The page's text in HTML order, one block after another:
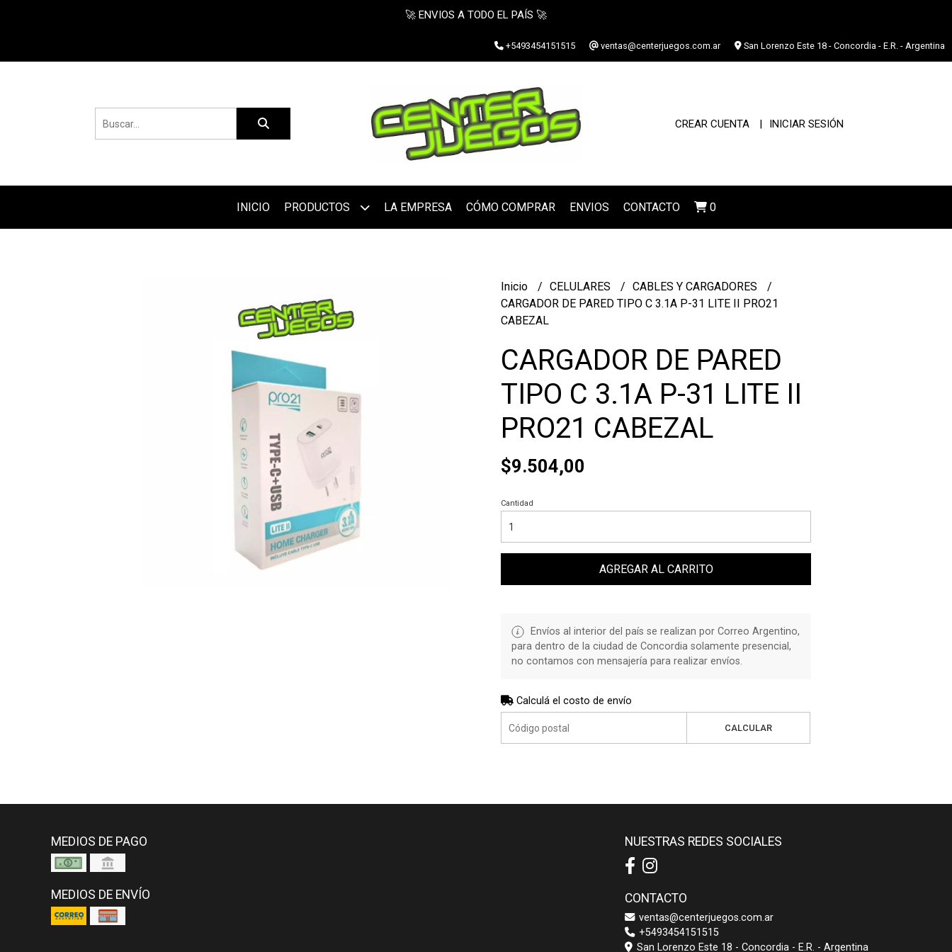
🚀 ENVIOS A TODO EL PAÍS 🚀
+5493454151515 ventas@centerjuegos.com.ar San Lorenzo Este 18 - Concordia - E.R. - Argentina
CREAR CUENTA INICIAR SESIÓN
INICIO PRODUCTOS LA EMPRESA CÓMO COMPRAR ENVIOS CONTACTO 0
Inicio CELULARES
CABLES Y CARGADORES
CARGADOR DE PARED TIPO C 3.1A P-31 LITE II PRO21
CABEZAL
CARGADOR DE PARED
TIPO C 3.1A P-31 LITE II
PRO21 CABEZAL
$9.504,00
Cantidad
AGREGAR AL CARRITO
Envíos al interior del país se realizan por Correo Argentino,
para dentro de la ciudad de Concordia solamente presencial,
no contamos con mensajería para realizar envíos.
Calculá el costo de envío
CALCULAR
MEDIOS DE PAGO
MEDIOS DE ENVÍO
NUESTRAS REDES SOCIALES
CONTACTO
ventas@centerjuegos.com.ar
+5493454151515
San Lorenzo Este 18 - Concordia - E.R. - Argentina